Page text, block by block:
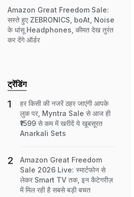
Amazon Great Freedom Sale:
सस्ते हुए ZEBRONICS, boAt, Noise
के धांसू Headphones, कीमत देख तुरंत
कर देंगे ऑर्डर
ट्रेंडिंग
हर किसी की नजरें ठहर जाएंगी आपके
लुक पर, Myntra Sale से आज ही
₹1599 से कम में खरीदें ये खूबसूरत
Anarkali Sets
Amazon Great Freedom
Sale 2026 Live: स्मार्टफोन से
लेकर Smart TV तक, इन कैटेगरीज़
में मिल रही है सबसे बड़ी बचत